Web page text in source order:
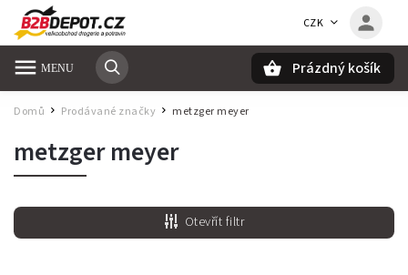
CZK
Prázdný košík
Domů / Prodávané značky / metzger meyer
metzger meyer
Otevřít filtr